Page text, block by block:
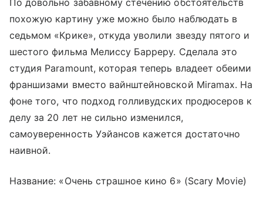
похожую картину уже можно было наблюдать в
седьмом «Крике», откуда уволили звезду пятого и
шестого фильма Мелиссу Барреру. Сделала это
студия Paramount, которая теперь владеет обеими
франшизами вместо вайнштейновской Miramax. На
фоне того, что подход голливудских продюсеров к
делу за 20 лет не сильно изменился,
самоуверенность Уэйансов кажется достаточно
наивной.
Название: «Очень страшное кино 6» (Scary Movie)